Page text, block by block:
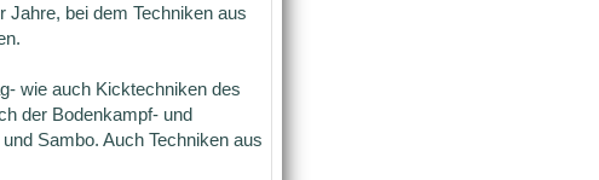
Jahre, bei dem Techniken aus
wie auch Kicktechniken des
der Bodenkampf- und
Sambo. Auch Techniken aus